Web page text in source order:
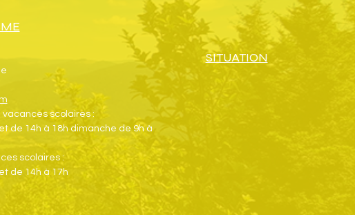
scolaires :
de 14h à 18h dimanche de 9h à
scolaires :
de 14h à 17h
SITUATION